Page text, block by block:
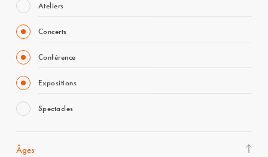
Ateliers
Concerts
Conférence
Expositions
Spectacles
Âges